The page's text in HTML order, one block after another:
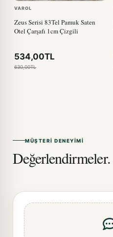
VAROL
Zeus Serisi 83Tel Pamuk Saten
Otel Çarşafı 1cm Çizgili
534,00TL
630,00TL
MÜŞTERI DENEYIMI
Değerlendirmeler.